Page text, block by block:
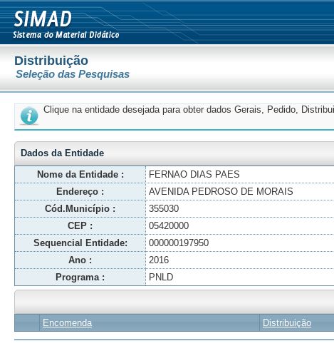
Distribuição
Seleção das Pesquisas
Clique na entidade desejada para obter dados Gerais, Pedido,
Dados da Entidade
Nome da Entidade :
FERNAO DIAS PAES
Endereço :
AVENIDA PEDROSO DE MORAIS
Cód.Município :
355030
CEP :
05420000
Sequencial Entidade:
000000197950
Ano :
2016
Programa :
PNLD
Encomenda Distribuição